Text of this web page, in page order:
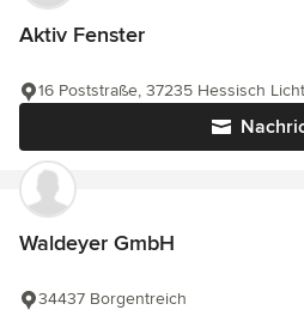
Aktiv Fenster
16 Poststraße, 37235 Hessisch
Waldeyer GmbH
34437 Borgentreich